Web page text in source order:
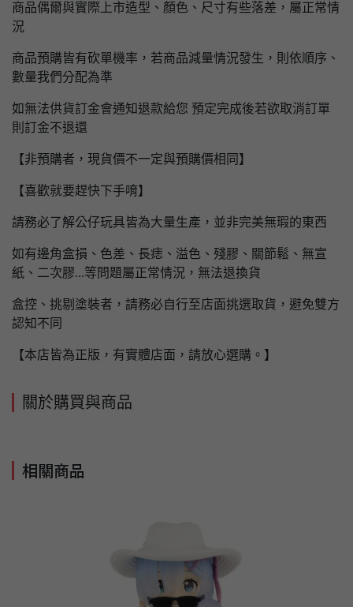
商品偶爾與實際上市造型、顏色、尺寸有些落差，屬正常情
況
商品預購皆有砍單機率，若商品減量情況發生，則依順序、
數量我們分配為準
如無法供貨訂金會通知退款給您 預定完成後若欲取消訂單
則訂金不退還
【非預購者，現貨價不一定與預購價相同】
【喜歡就要趕快下手唷】
請務必了解公仔玩具皆為大量生產，並非完美無瑕的東西
如有邊角盒損、色差、長痣、溢色、殘膠、關節鬆、無宣
紙、二次膠...等問題屬正常情況，無法退換貨
盒控、挑剔塗裝者，請務必自行至店面挑選取貨，避免雙方
認知不同
【本店皆為正版，有實體店面，請放心選購。】
關於購買與商品
相關商品